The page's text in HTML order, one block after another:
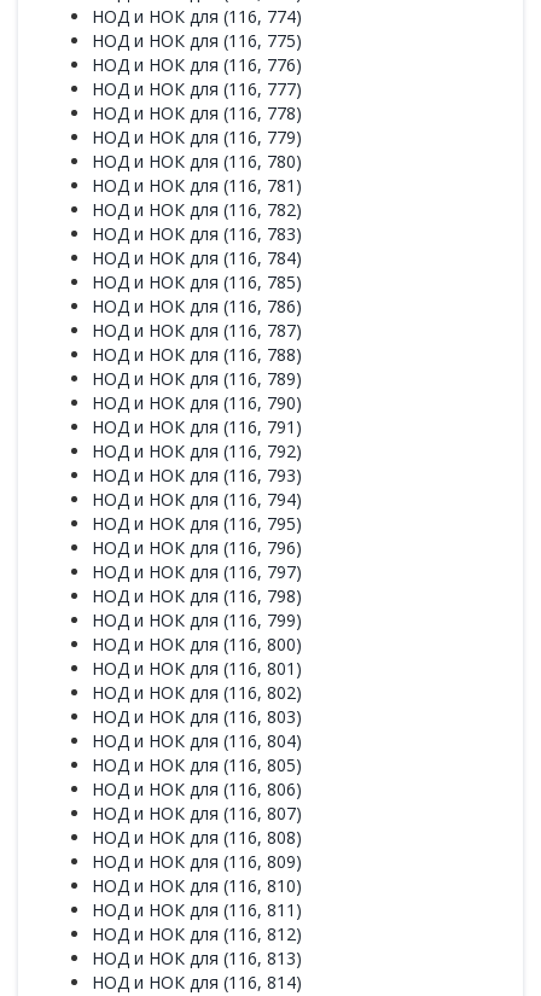
НОД и НОК для (116, 774)
НОД и НОК для (116, 775)
НОД и НОК для (116, 776)
НОД и НОК для (116, 777)
НОД и НОК для (116, 778)
НОД и НОК для (116, 779)
НОД и НОК для (116, 780)
НОД и НОК для (116, 781)
НОД и НОК для (116, 782)
НОД и НОК для (116, 783)
НОД и НОК для (116, 784)
НОД и НОК для (116, 785)
НОД и НОК для (116, 786)
НОД и НОК для (116, 787)
НОД и НОК для (116, 788)
НОД и НОК для (116, 789)
НОД и НОК для (116, 790)
НОД и НОК для (116, 791)
НОД и НОК для (116, 792)
НОД и НОК для (116, 793)
НОД и НОК для (116, 794)
НОД и НОК для (116, 795)
НОД и НОК для (116, 796)
НОД и НОК для (116, 797)
НОД и НОК для (116, 798)
НОД и НОК для (116, 799)
НОД и НОК для (116, 800)
НОД и НОК для (116, 801)
НОД и НОК для (116, 802)
НОД и НОК для (116, 803)
НОД и НОК для (116, 804)
НОД и НОК для (116, 805)
НОД и НОК для (116, 806)
НОД и НОК для (116, 807)
НОД и НОК для (116, 808)
НОД и НОК для (116, 809)
НОД и НОК для (116, 810)
НОД и НОК для (116, 811)
НОД и НОК для (116, 812)
НОД и НОК для (116, 813)
НОД и НОК для (116, 814)